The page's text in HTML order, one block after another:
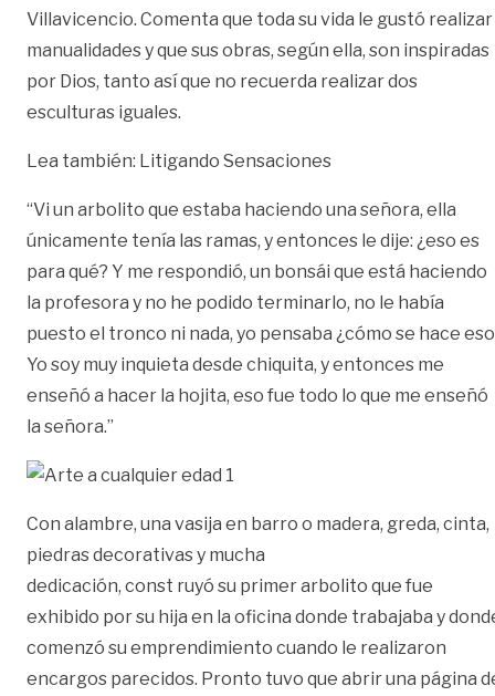
Villavicencio. Comenta que toda su vida le gustó realizar
manualidades y que sus obras, según ella, son inspiradas
por Dios, tanto así que no recuerda realizar dos
esculturas iguales.
Lea también: Litigando Sensaciones
“Vi un arbolito que estaba haciendo una señora, ella
únicamente tenía las ramas, y entonces le dije: ¿eso es
para qué? Y me respondió, un bonsái que está haciendo
la profesora y no he podido terminarlo, no le había
puesto el tronco ni nada, yo pensaba ¿cómo se hace
Yo soy muy inquieta desde chiquita, y entonces me
enseñó a hacer la hojita, eso fue todo lo que me enseñó
la señora.”
Con alambre, una vasija en barro o madera, greda, cinta,
piedras decorativas y mucha
dedicación, const ruyó su primer arbolito que fue
exhibido por su hija en la oficina donde trabajaba y
comenzó su emprendimiento cuando le realizaron
encargos parecidos. Pronto tuvo que abrir una página